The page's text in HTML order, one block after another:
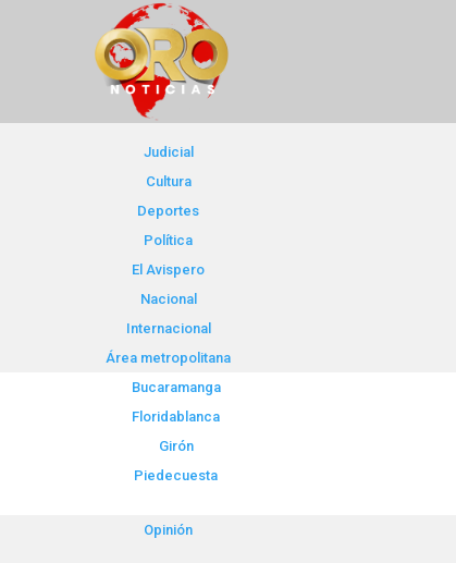
Judicial
Cultura
Deportes
Política
El Avispero
Nacional
Internacional
Área metropolitana
Bucaramanga
Floridablanca
Girón
Piedecuesta
Opinión